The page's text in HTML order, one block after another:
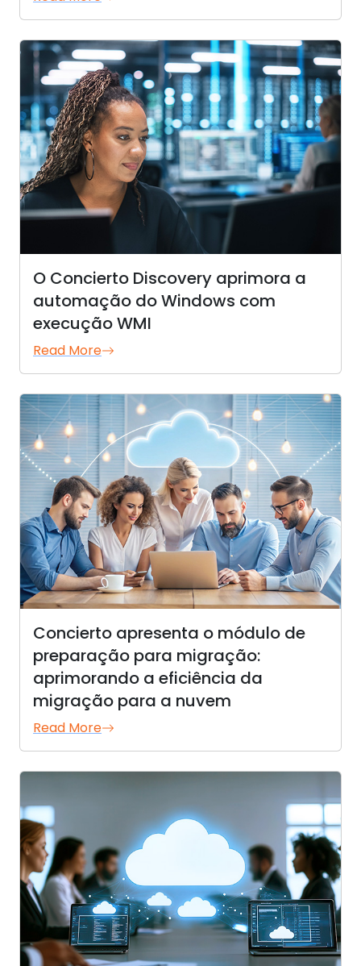
O Concierto Discovery aprimora a
automação do Windows com
execução WMI
Read More
Concierto apresenta o módulo de
preparação para migração:
aprimorando a eficiência da
migração para a nuvem
Read More